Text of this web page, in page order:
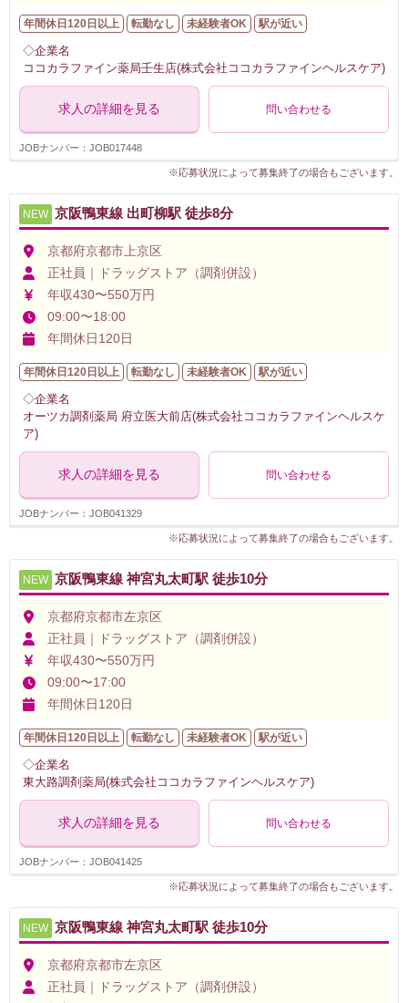
年間休日120日以上 転勤なし 未経験者OK 駅が近い
◇企業名
ココカラファイン薬局壬生店(株式会社ココカラファインヘルスケア)
求人の詳細を見る 問い合わせる
JOBナンバー：JOB017448
※応募状況によって募集終了の場合もございます。
NEW 京阪鴨東線 出町柳駅 徒歩8分
京都府京都市上京区
正社員｜ドラッグストア（調剤併設）
年収430〜550万円
09:00〜18:00
年間休日120日
年間休日120日以上 転勤なし 未経験者OK 駅が近い
◇企業名
オーツカ調剤薬局 府立医大前店(株式会社ココカラファインヘルスケ
ア)
求人の詳細を見る 問い合わせる
JOBナンバー：JOB041329
※応募状況によって募集終了の場合もございます。
NEW 京阪鴨東線 神宮丸太町駅 徒歩10分
京都府京都市左京区
正社員｜ドラッグストア（調剤併設）
年収430〜550万円
09:00〜17:00
年間休日120日
年間休日120日以上 転勤なし 未経験者OK 駅が近い
◇企業名
東大路調剤薬局(株式会社ココカラファインヘルスケア)
求人の詳細を見る 問い合わせる
JOBナンバー：JOB041425
※応募状況によって募集終了の場合もございます。
NEW 京阪鴨東線 神宮丸太町駅 徒歩10分
京都府京都市左京区
正社員｜ドラッグストア（調剤併設）